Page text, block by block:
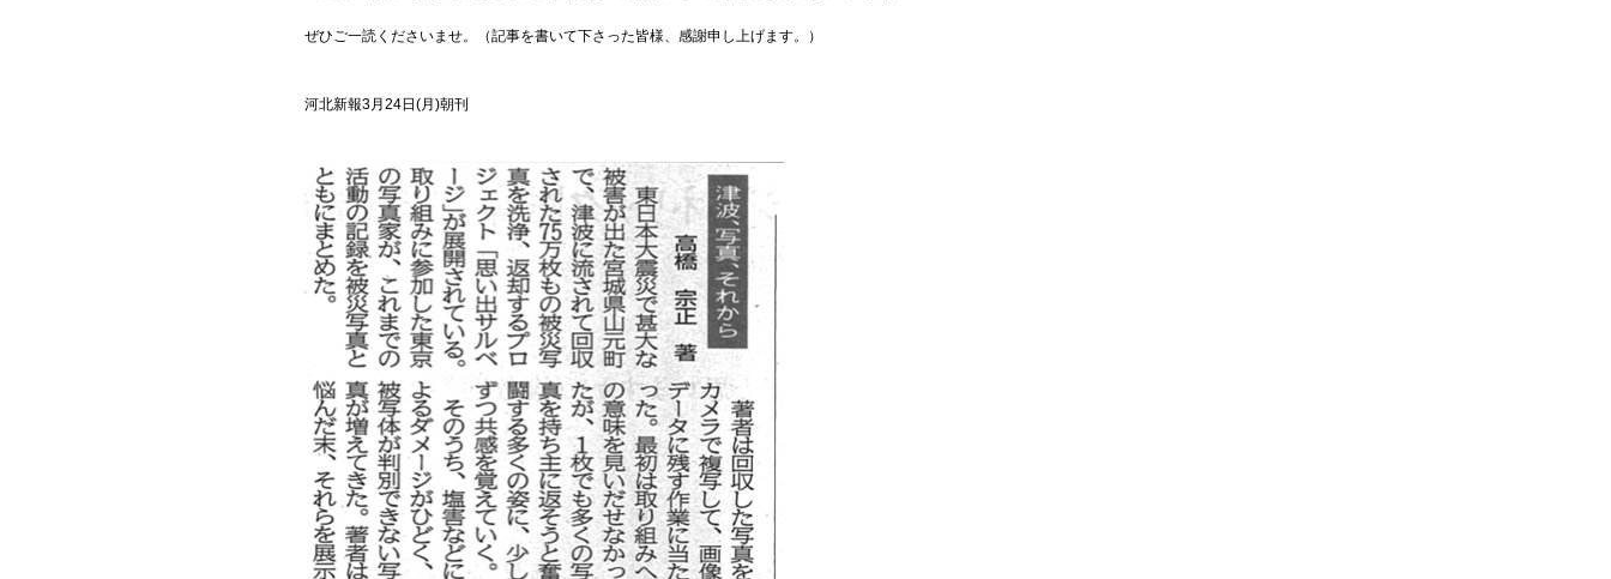
ぜひご一読くださいませ。（記事を書いて下さった皆様、感謝申し上げます。）
河北新報3月24日(月)朝刊